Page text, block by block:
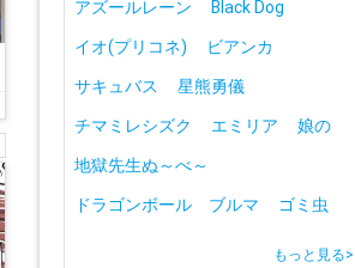
アズールレーン
Black Dog
イオ(プリコネ)
ビアンカ
サキュバス
星熊勇儀
チマミレシズク
エミリア
娘の
地獄先生ぬ～べ～
ドラゴンボール ブルマ
ゴミ虫
もっと見る>